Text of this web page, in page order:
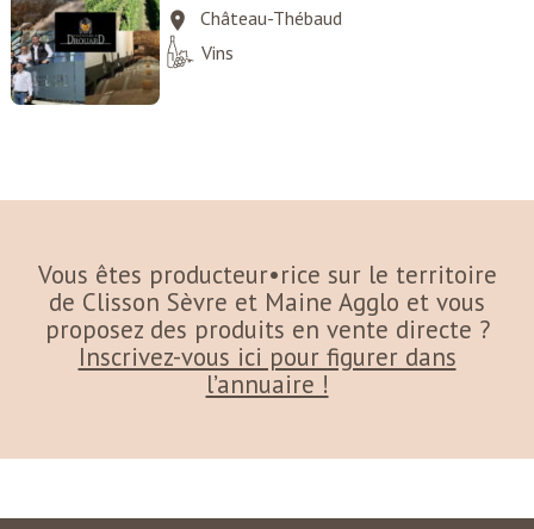
Château-Thébaud
Vins
Vous êtes producteur•rice sur le territoire
de Clisson Sèvre et Maine Agglo et vous
proposez des produits en vente directe ?
Inscrivez-vous ici pour figurer dans
l’annuaire !